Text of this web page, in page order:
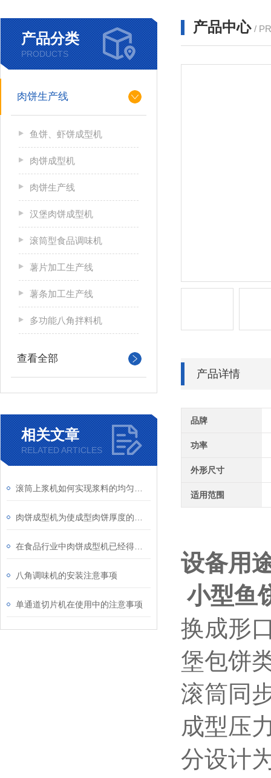
产品分类
PRODUCTS
肉饼生产线
鱼饼、虾饼成型机
肉饼成型机
肉饼生产线
汉堡肉饼成型机
滚筒型食品调味机
薯片加工生产线
薯条加工生产线
多功能八角拌料机
查看全部
相关文章
RELATED ARTICLES
八角调味机的安装注意事项
单通道切片机在使用中的注意事项
产品中心 /
产品详情
品牌
功率
外形尺寸
适用范围
设备用
小型鱼
换成形
堡包饼
滚筒同
成型压
分设计